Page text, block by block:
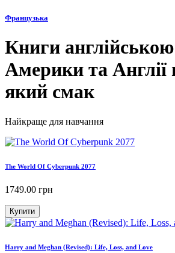
Французька
Книги
Америки та Англії
який смак
Найкраще для навчання
The World Of Cyberpunk 2077
1749.00 грн
Купити
Harry and Meghan (Revised): Life, Loss, and Love